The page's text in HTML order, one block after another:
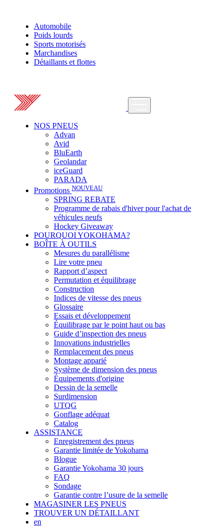
Automobile
Poids lourds
Sports motorisés
Marchandises
Détaillants et flottes
NOS PNEUS
Advan
Avid
BluEarth
Geolandar
iceGuard
PARADA
Promotions NOUVEAU
SPRING REBATE
Programme de rabais d'hiver pour l'achat de
véhicules neufs
Hockey Giveaway
POURQUOI YOKOHAMA?
BOÎTE À OUTILS
Mesures du parallélisme
Lire votre pneu
Rapport d’aspect
Permutation et équilibrage
Construction
Indices de vitesse des pneus
Glossaire
Essais et développement
Équilibrage par le point haut ou bas
Guide d’inspection des pneus
Innovations industrielles
Remplacement des pneus
Montage apparié
Système de dimension des pneus
Équipements d'origine
Dessin de la semelle
Surdimension
UTQG
Gonflage adéquat
Catalog
ASSISTANCE
Enregistrement des pneus
Garantie limitée de Yokohama
Blogue
Garantie Yokohama 30 jours
FAQ
Sondage
Garantie contre l’usure de la semelle
MAGASINER LES PNEUS
TROUVER UN DÉTAILLANT
en